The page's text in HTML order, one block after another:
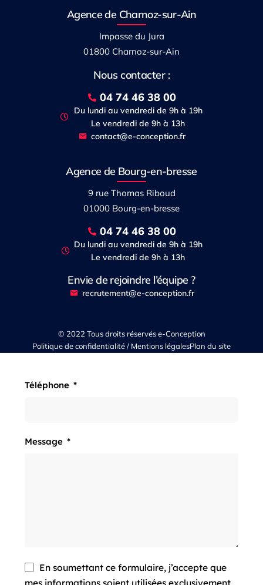
Agence de Charnoz-sur-Ain
Impasse du Jura
01800 Charnoz-sur-Ain
Nous contacter :
04 74 46 38 00
Du lundi au vendredi de 9h à 19h
Le vendredi de 9h à 13h
contact@e-conception.fr
Agence de Bourg-en-bresse
9 rue Thomas Riboud
01000 Bourg-en-bresse
04 74 46 38 00
Du lundi au vendredi de 9h à 19h
Le vendredi de 9h à 13h
Envie de rejoindre l’équipe ?
recrutement@e-conception.fr
© 2022 Tous droits réservés e-Conception
Politique de confidentialité / Mentions légalesPlan du site
Téléphone
Message
En soumettant ce formulaire, j’accepte que
mes informations soient utilisées exclusivement